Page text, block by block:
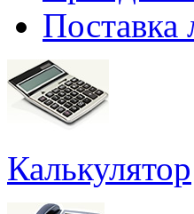
Поставка
Калькулятор